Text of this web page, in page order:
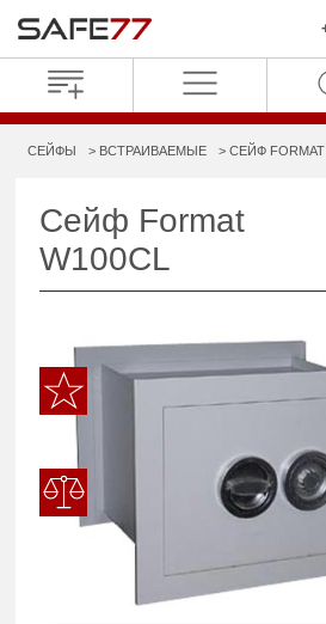
СЕЙФЫ ВСТРАИВАЕМЫЕ СЕЙФ FORMAT
Сейф Format
W100CL